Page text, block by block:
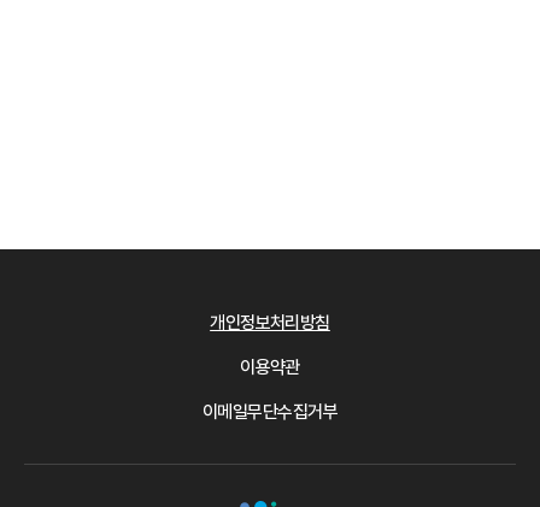
개인정보처리방침
이용약관
이메일무단수집거부